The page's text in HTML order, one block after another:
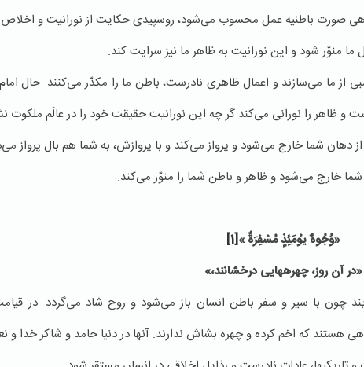
صورت باطنیه عمل محسوب می‌شود، روسپیدی حكایت از نورانیت و
منوّر شود و این نورانیت به ظاهر ما نیز سرایت كند.
از ما می‌سازند و اعمال ظاهری نادرست، باطن ما را مكدّر می‌كنند. حال
و ظاهر را نورانی می‌كند گر چه این نورانیت حقیقت خود را در عالَم
شما خارج می‌شود و پرواز می‌كند و با پروازش، به شما هم بال پرواز
خارج می‌شود و ظاهر و باطن شما را منوّر می‌كند.
«وُجُوهٌ یوْمَئِذٍ مُسْفِرَةٌ »[1]
«در آن روز، چهره‏هایى درخشانند،»
چون با سیر و سفر باطن انسان باز می‌شود و روح شاد می‌گردد. در
كه اخم كرده و چهره‌ بشاش ندارند. آنها در دنیا حامد و شاكر خدا و